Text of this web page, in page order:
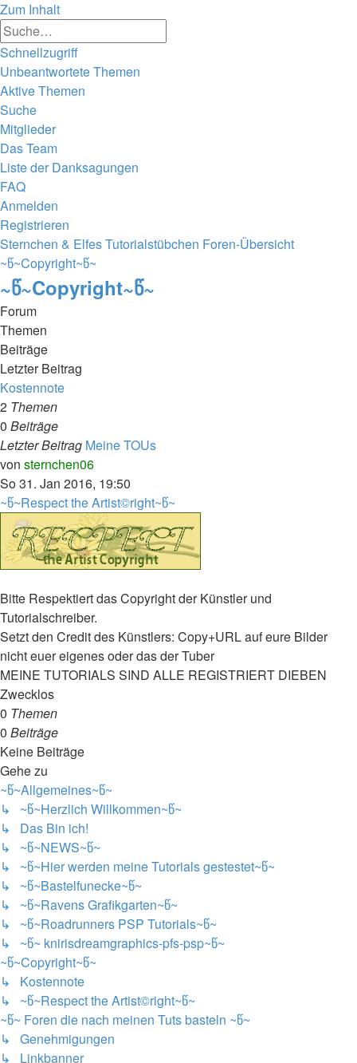
Zum Inhalt
Schnellzugriff
Unbeantwortete Themen
Aktive Themen
Suche
Mitglieder
Das Team
Liste der Danksagungen
FAQ
Anmelden
Registrieren
Sternchen & Elfes Tutorialstübchen Foren-Übersicht
~წ~Copyright~წ~
~წ~Copyright~წ~
Forum
Themen
Beiträge
Letzter Beitrag
Kostennote
2 Themen
0 Beiträge
Letzter Beitrag Meine TOUs
von sternchen06Neuester
Beitrag
So 31. Jan 2016, 19:50
~წ~Respect the Artist©right~წ~
Bitte Respektiert das Copyright der Künstler und
Tutorialschreiber.
Setzt den Credit des Künstlers: Copy+URL auf eure Bilder
nicht euer eigenes oder das der Tuber
MEINE TUTORIALS SIND ALLE REGISTRIERT DIEBEN
Zwecklos
0 Themen
0 Beiträge
Keine Beiträge
Gehe zu
~წ~Allgemeines~წ~
↳ ~წ~Herzlich Willkommen~წ~
↳ Das Bin ich!
↳ ~წ~NEWS~წ~
↳ ~წ~Hier werden meine Tutorials gestestet~წ~
↳ ~წ~Bastelfunecke~წ~
↳ ~წ~Ravens Grafikgarten~წ~
↳ ~წ~Roadrunners PSP Tutorials~წ~
↳ ~წ~ knirisdreamgraphics-pfs-psp~წ~
~წ~Copyright~წ~
↳ Kostennote
↳ ~წ~Respect the Artist©right~წ~
~წ~ Foren die nach meinen Tuts basteln ~წ~
↳ Genehmigungen
↳ Linkbanner